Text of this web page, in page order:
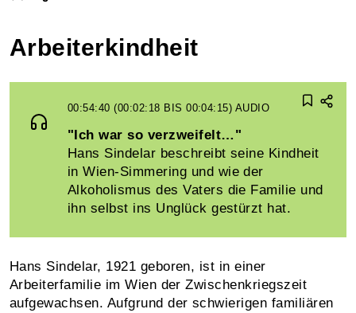
Arbeiterkindheit
00:54:40 (00:02:18 BIS 00:04:15) AUDIO
"Ich war so verzweifelt…"
Hans Sindelar beschreibt seine Kindheit
in Wien-Simmering und wie der
Alkoholismus des Vaters die Familie und
ihn selbst ins Unglück gestürzt hat.
Hans Sindelar, 1921 geboren, ist in einer
Arbeiterfamilie im Wien der Zwischenkriegszeit
aufgewachsen. Aufgrund der schwierigen familiären